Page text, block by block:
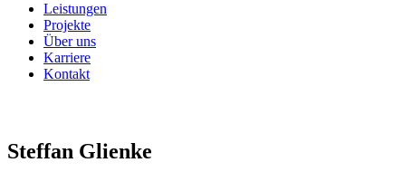
Leistungen
Projekte
Über uns
Karriere
Kontakt
Steffan Glienke